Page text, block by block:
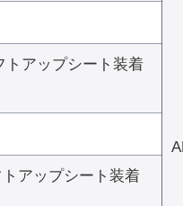
トアップシート装着
アップシート装着